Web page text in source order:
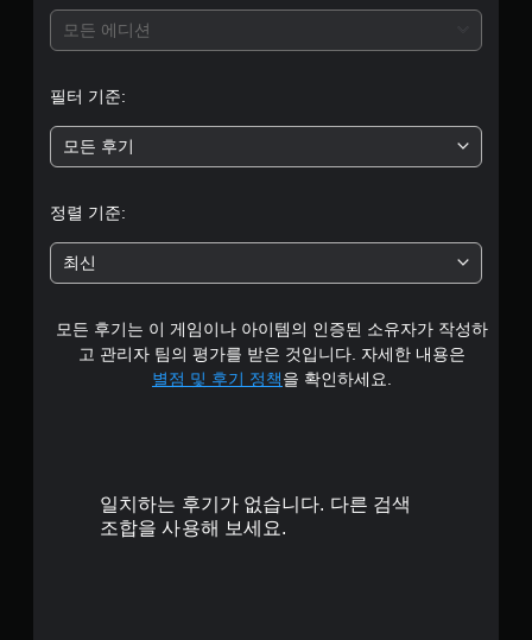
개
별
평
균
4
모든 에디션
필터 기준:
모든 후기
정렬 기준:
최신
모든 후기는 이 게임이나 아이템의 인증된 소유자가 작성하
고 관리자 팀의 평가를 받은 것입니다. 자세한 내용은
별점 및 후기 정책을 확인하세요.
일치하는 후기가 없습니다. 다른 검색
조합을 사용해 보세요.